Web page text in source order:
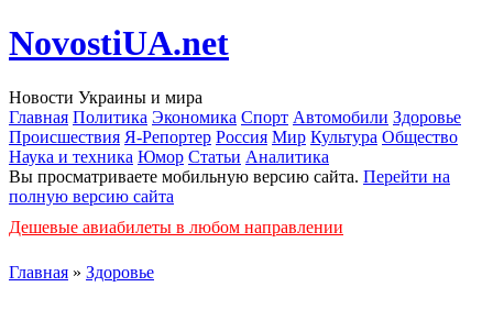
NovostiUA.net
Новости Украины и мира
Главная Политика Экономика Спорт Автомобили Здоровье
Происшествия Я-Репортер Россия Мир Культура Общество
Наука и техника Юмор Статьи Аналитика
Вы просматриваете мобильную версию сайта. Перейти на
полную версию сайта
Дешевые авиабилеты в любом направлении
Главная » Здоровье